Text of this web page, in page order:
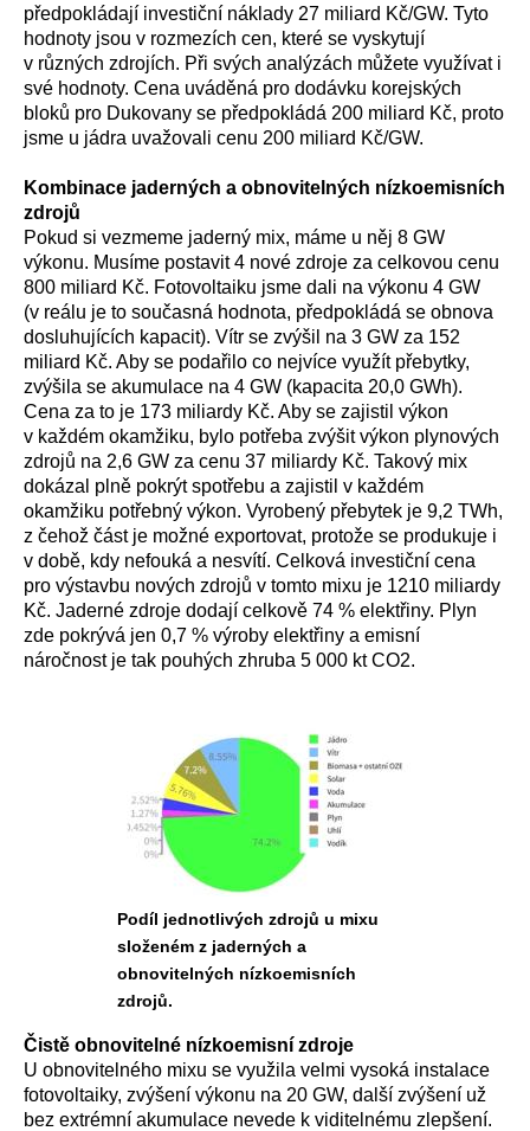
předpokládají investiční náklady 27 miliard Kč/GW. Tyto
hodnoty jsou v rozmezích cen, které se vyskytují
v různých zdrojích. Při svých analýzách můžete využívat i
své hodnoty. Cena uváděná pro dodávku korejských
bloků pro Dukovany se předpokládá 200 miliard Kč, proto
jsme u jádra uvažovali cenu 200 miliard Kč/GW.
Kombinace jaderných a obnovitelných nízkoemisních
zdrojů
Pokud si vezmeme jaderný mix, máme u něj 8 GW
výkonu. Musíme postavit 4 nové zdroje za celkovou cenu
800 miliard Kč. Fotovoltaiku jsme dali na výkonu 4 GW
(v reálu je to současná hodnota, předpokládá se obnova
dosluhujících kapacit). Vítr se zvýšil na 3 GW za 152
miliard Kč. Aby se podařilo co nejvíce využít přebytky,
zvýšila se akumulace na 4 GW (kapacita 20,0 GWh).
Cena za to je 173 miliardy Kč. Aby se zajistil výkon
v každém okamžiku, bylo potřeba zvýšit výkon plynových
zdrojů na 2,6 GW za cenu 37 miliardy Kč. Takový mix
dokázal plně pokrýt spotřebu a zajistil v každém
okamžiku potřebný výkon. Vyrobený přebytek je 9,2 TWh,
z čehož část je možné exportovat, protože se produkuje i
v době, kdy nefouká a nesvítí. Celková investiční cena
pro výstavbu nových zdrojů v tomto mixu je 1210 miliardy
Kč. Jaderné zdroje dodají celkově 74 % elektřiny. Plyn
zde pokrývá jen 0,7 % výroby elektřiny a emisní
náročnost je tak pouhých zhruba 5 000 kt CO2.
Podíl jednotlivých zdrojů u mixu
složeném z jaderných a
obnovitelných nízkoemisních
zdrojů.
Čistě obnovitelné nízkoemisní zdroje
U obnovitelného mixu se využila velmi vysoká instalace
fotovoltaiky, zvýšení výkonu na 20 GW, další zvýšení už
bez extrémní akumulace nevede k viditelnému zlepšení.